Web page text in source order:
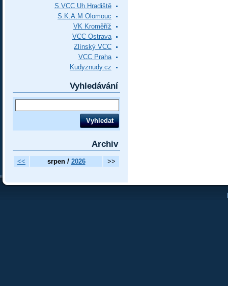
S.VCC Uh.Hradiště
S.K.A.M Olomouc
VK Kroměříž
VCC Ostrava
Zlínský VCC
VCC Praha
Kudyznudy.cz
Vyhledávání
Archiv
<< srpen / 2026 >>